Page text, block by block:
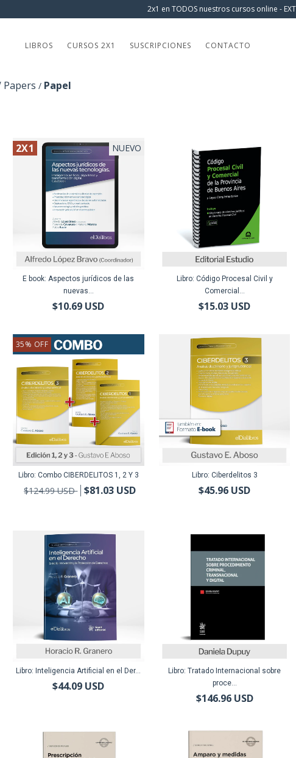
2x1 en TODOS nuestros cursos online -
LIBROS CURSOS 2X1 SUSCRIPCIONES CONTACTO
Papers / Papel
2X1 NUEVO
E book: Aspectos jurídicos de las
nuevas...
$10.69 USD
Libro: Código Procesal Civil y
Comercial...
$15.03 USD
35% OFF
Libro: Combo CIBERDELITOS 1, 2 Y 3
$124.99 USD $81.03 USD
Libro: Ciberdelitos 3
$45.96 USD
Libro: Inteligencia Artificial en el Der...
$44.09 USD
Libro: Tratado Internacional sobre
proce...
$146.96 USD